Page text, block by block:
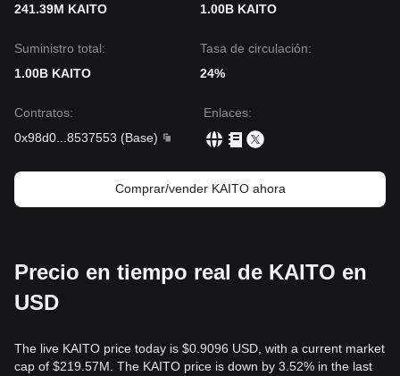
241.39M KAITO 1.00B KAITO
Suministro total:
1.00B KAITO
Tasa de circulación:
24%
Contratos:
0x98d0
8537553 (Base)
Enlaces:
Comprar/vender KAITO ahora
Precio en tiempo real de KAITO en
USD
The live KAITO price today is $0.9096 USD, with a current market
cap of $219.57M. The KAITO price is down by 3.52% in the last